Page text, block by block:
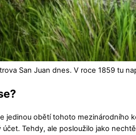
San Juan dnes. V roce 1859 tu
jedinou obětí tohoto mezinárodního
Tehdy, ale posloužilo jako